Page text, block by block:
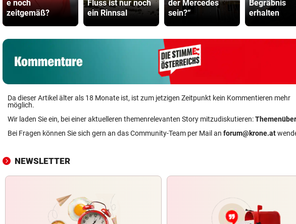
e noch
zeitgemäß?
Fluss ist nur noch
ein Rinnsal
der Mercedes
sein?“
Begräbnis
erhalten
Da dieser Artikel älter als 18 Monate ist, ist zum jetzigen Zeitpunkt kein Kommentieren mehr
möglich.
Wir laden Sie ein, bei einer aktuelleren themenrelevanten Story mitzudiskutieren:
Bei Fragen können Sie sich gern an das Community-Team per Mail an forum@krone.at
NEWSLETTER